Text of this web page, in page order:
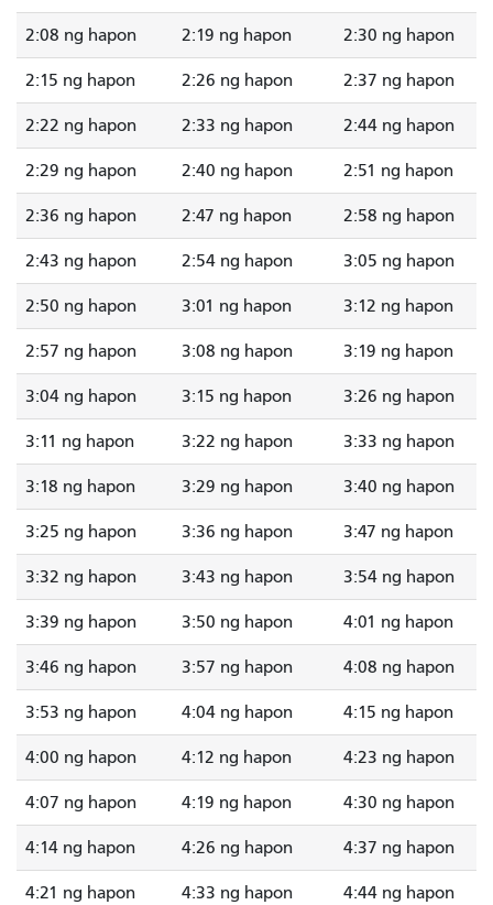
2:08 ng hapon 2:19 ng hapon 2:30 ng hapon
2:15 ng hapon 2:26 ng hapon 2:37 ng hapon
2:22 ng hapon 2:33 ng hapon 2:44 ng hapon
2:29 ng hapon 2:40 ng hapon 2:51 ng hapon
2:36 ng hapon 2:47 ng hapon 2:58 ng hapon
2:43 ng hapon 2:54 ng hapon 3:05 ng hapon
2:50 ng hapon 3:01 ng hapon 3:12 ng hapon
2:57 ng hapon 3:08 ng hapon 3:19 ng hapon
3:04 ng hapon 3:15 ng hapon 3:26 ng hapon
3:11 ng hapon 3:22 ng hapon 3:33 ng hapon
3:18 ng hapon 3:29 ng hapon 3:40 ng hapon
3:25 ng hapon 3:36 ng hapon 3:47 ng hapon
3:32 ng hapon 3:43 ng hapon 3:54 ng hapon
3:39 ng hapon 3:50 ng hapon 4:01 ng hapon
3:46 ng hapon 3:57 ng hapon 4:08 ng hapon
3:53 ng hapon 4:04 ng hapon 4:15 ng hapon
4:00 ng hapon 4:12 ng hapon 4:23 ng hapon
4:07 ng hapon 4:19 ng hapon 4:30 ng hapon
4:14 ng hapon 4:26 ng hapon 4:37 ng hapon
4:21 ng hapon 4:33 ng hapon 4:44 ng hapon